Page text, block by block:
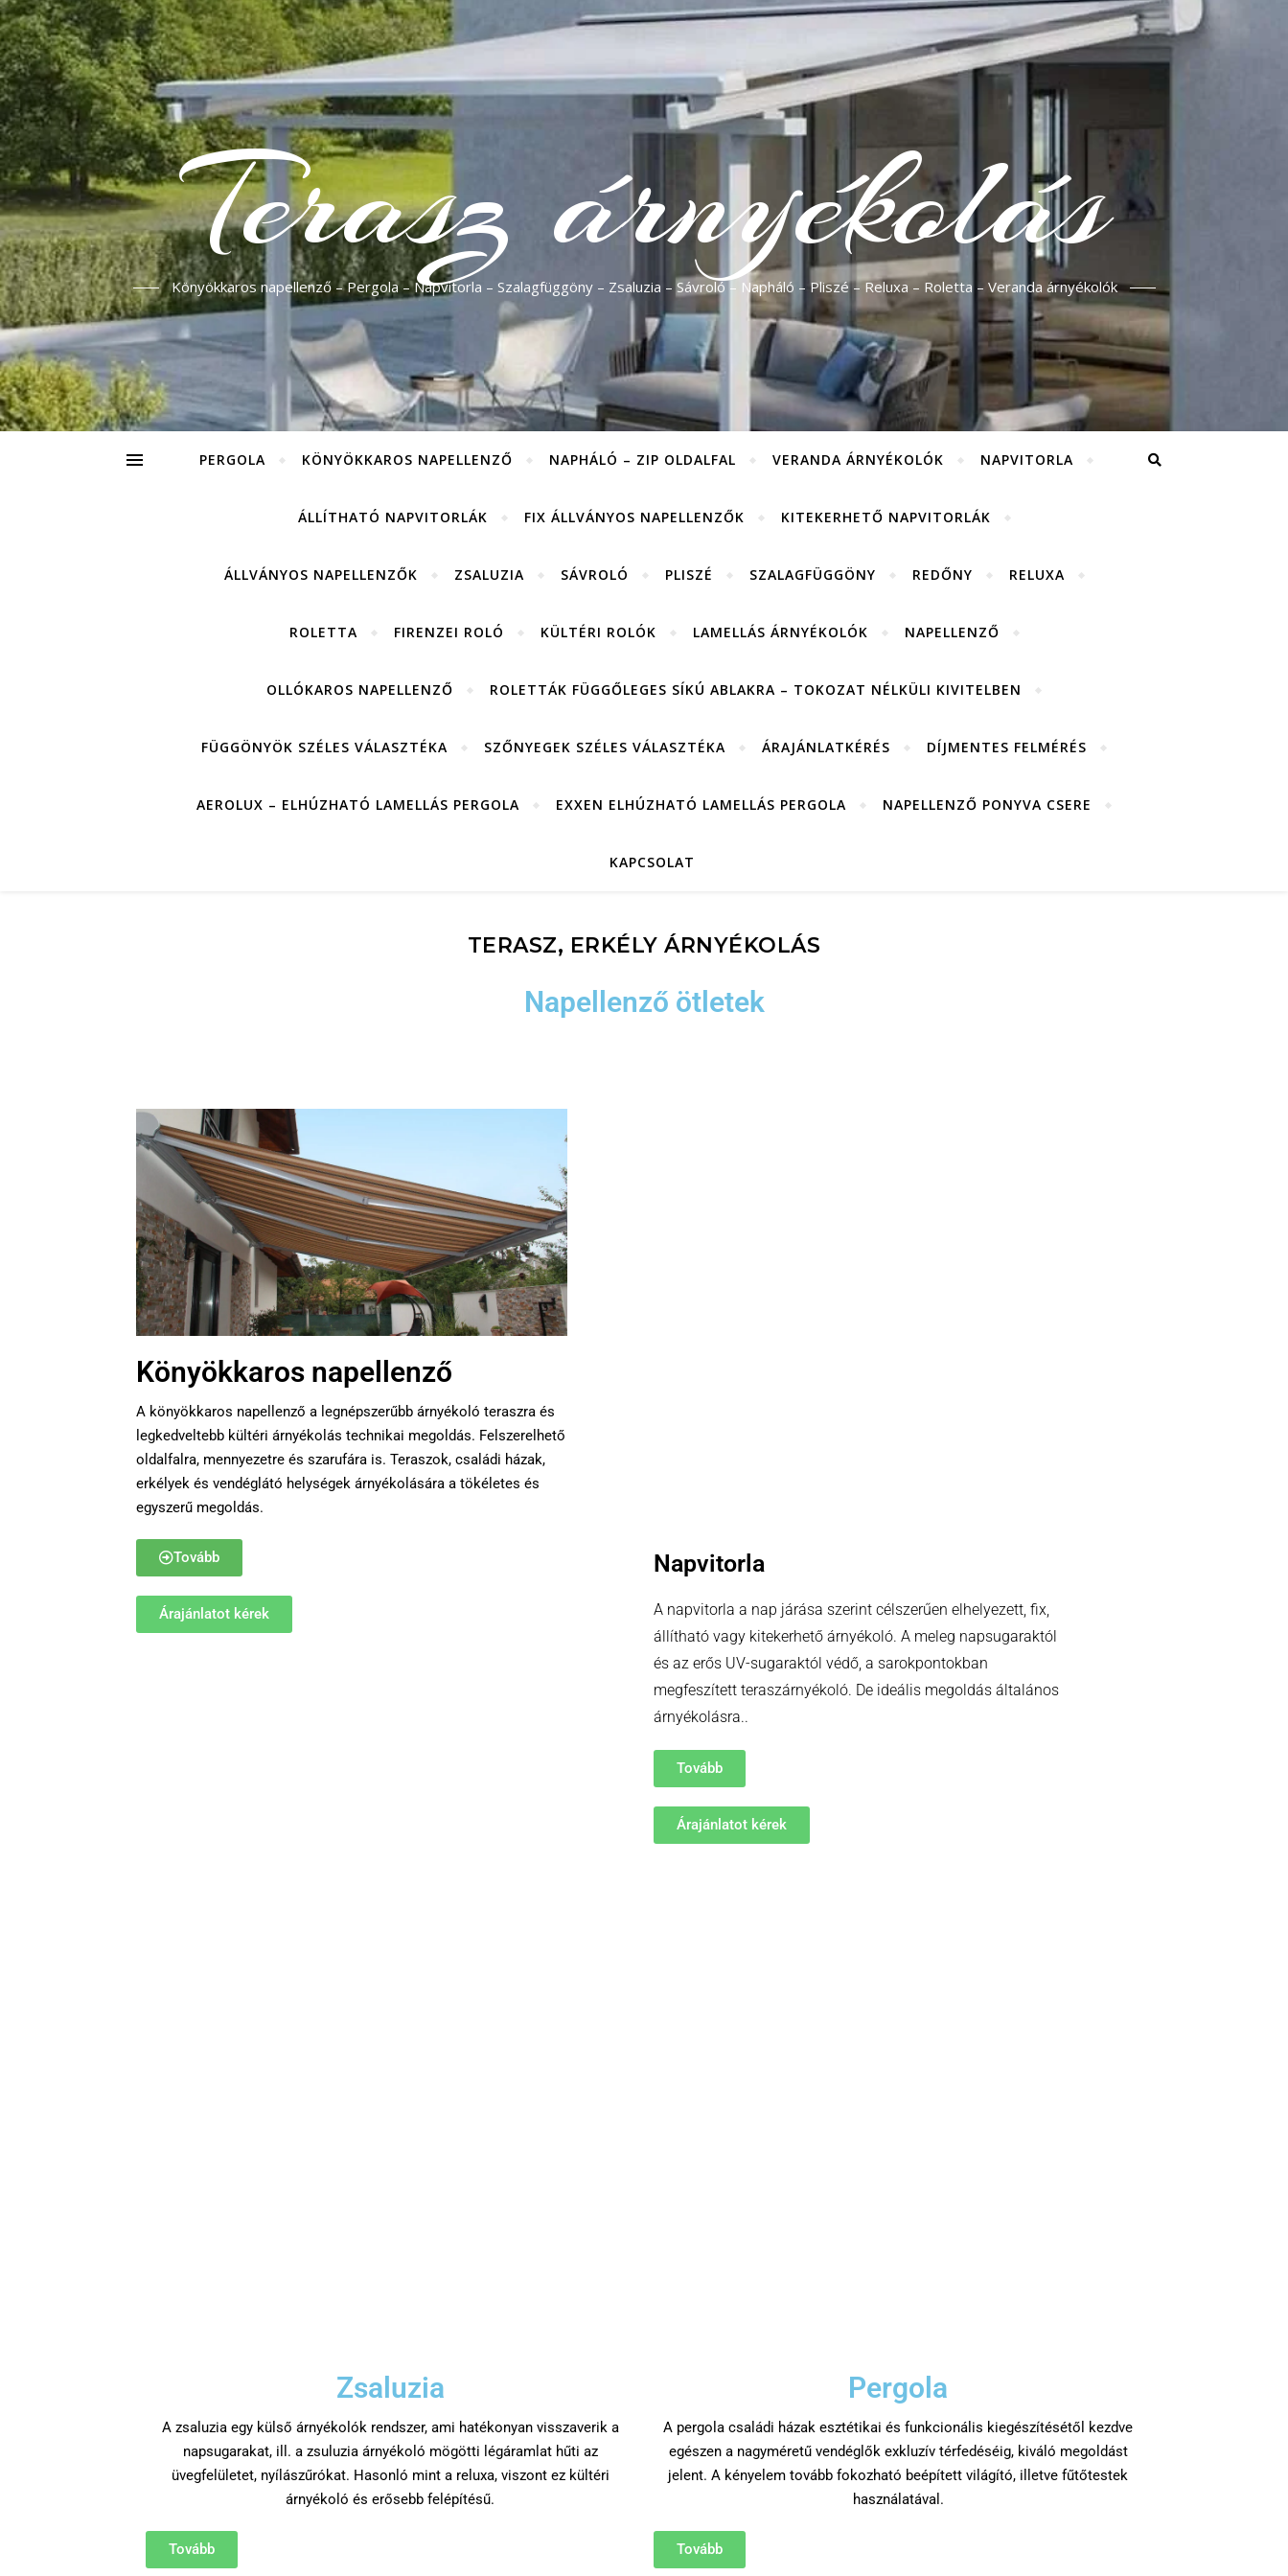
Terasz árnyékolás
Könyökkaros napellenző – Pergola – Napvitorla – Szalagfüggöny – Zsaluzia – Sávroló – Napháló – Pliszé – Reluxa – Roletta – Veranda árnyékolók
PERGOLA KÖNYÖKKAROS NAPELLENZŐ NAPHÁLÓ – ZIP OLDALFAL VERANDA ÁRNYÉKOLÓK NAPVITORLA
ÁLLÍTHATÓ NAPVITORLÁK FIX ÁLLVÁNYOS NAPELLENZŐK KITEKERHETŐ NAPVITORLÁK
ÁLLVÁNYOS NAPELLENZŐK ZSALUZIA SÁVROLÓ PLISZÉ SZALAGFÜGGÖNY REDŐNY RELUXA
ROLETTA FIRENZEI ROLÓ KÜLTÉRI ROLÓK LAMELLÁS ÁRNYÉKOLÓK NAPELLENZŐ
OLLÓKAROS NAPELLENZŐ ROLETTÁK FÜGGŐLEGES SÍKÚ ABLAKRA – TOKOZAT NÉLKÜLI KIVITELBEN
FÜGGÖNYÖK SZÉLES VÁLASZTÉKA SZŐNYEGEK SZÉLES VÁLASZTÉKA ÁRAJÁNLATKÉRÉS DÍJMENTES FELMÉRÉS
AEROLUX – ELHÚZHATÓ LAMELLÁS PERGOLA EXXEN ELHÚZHATÓ LAMELLÁS PERGOLA NAPELLENZŐ PONYVA CSERE
KAPCSOLAT
TERASZ, ERKÉLY ÁRNYÉKOLÁS
Napellenző ötletek
Könyökkaros napellenző
A könyökkaros napellenző a legnépszerűbb árnyékoló teraszra és
legkedveltebb kültéri árnyékolás technikai megoldás. Felszerelhető
oldalfalra, mennyezetre és szarufára is. Teraszok, családi házak,
erkélyek és vendéglátó helységek árnyékolására a tökéletes és
egyszerű megoldás.
Tovább
Árajánlatot kérek
Napvitorla
A napvitorla a nap járása szerint célszerűen elhelyezett, fix,
állítható vagy kitekerhető árnyékoló. A meleg napsugaraktól
és az erős UV-sugaraktól védő, a sarokpontokban
megfeszített teraszárnyékoló. De ideális megoldás általános
árnyékolásra..
Tovább
Árajánlatot kérek
Zsaluzia
A zsaluzia egy külső árnyékolók rendszer, ami hatékonyan visszaverik a
napsugarakat, ill. a zsuluzia árnyékoló mögötti légáramlat hűti az
üvegfelületet, nyílászűrókat. Hasonló mint a reluxa, viszont ez kültéri
árnyékoló és erősebb felépítésű.
Tovább
Pergola
A pergola családi házak esztétikai és funkcionális kiegészítésétől kezdve
egészen a nagyméretű vendéglők exkluzív térfedéséig, kiváló megoldást
jelent. A kényelem tovább fokozható beépített világító, illetve fűtőtestek
használatával.
Tovább